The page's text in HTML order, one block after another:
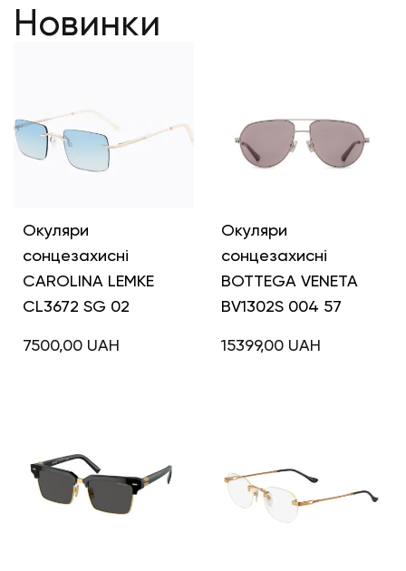
Новинки
Окуляри
сонцезахисні
CAROLINA LEMKE
CL3672 SG 02
7500,00 UAH
Окуляри
сонцезахисні
BOTTEGA VENETA
BV1302S 004 57
15399,00 UAH